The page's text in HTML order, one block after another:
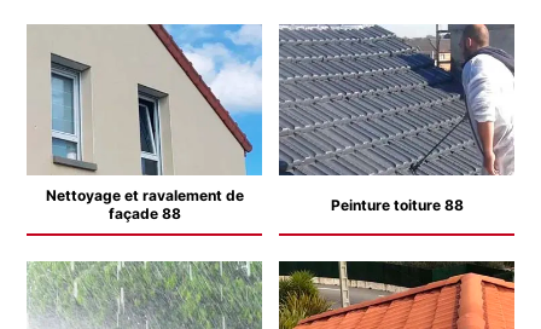
Nettoyage et ravalement de
façade 88
Peinture toiture 88